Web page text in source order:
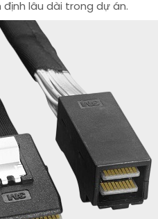
định lâu dài trong dự án.